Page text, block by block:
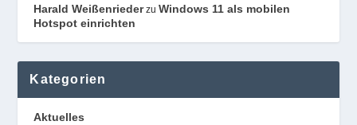
Harald WeißenriederzuWindows 11 als mobilen
Hotspot einrichten
Kategorien
Aktuelles